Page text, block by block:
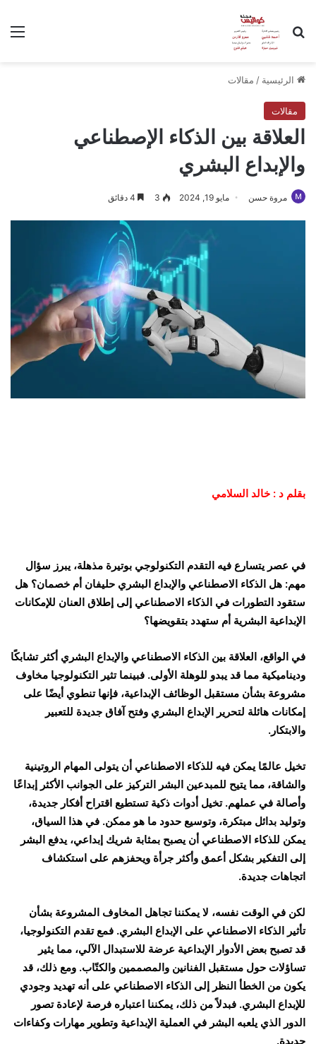
بحث عن
الرئيسية / مقالات
مقالات
العلاقة بين الذكاء الإصطناعي
والإبداع البشري
مروة حسن مايو 19, 2024 3
بقلم د : خالد السلامي
في عصر يتسارع فيه التقدم التكنولوجي بوتيرة مذهلة، يبرز سؤال
مهم: هل الذكاء الاصطناعي والإبداع البشري حليفان أم خصمان؟ هل
ستقود التطورات في الذكاء الاصطناعي إلى إطلاق العنان للإمكانات
الإبداعية البشرية أم ستهدد بتقويضها؟
في الواقع، العلاقة بين الذكاء الاصطناعي والإبداع البشري أكثر تشابكًا
وديناميكية مما قد يبدو للوهلة الأولى. فبينما تثير التكنولوجيا مخاوف
مشروعة بشأن مستقبل الوظائف الإبداعية، فإنها تنطوي أيضًا على
إمكانات هائلة لتحرير الإبداع البشري وفتح آفاق جديدة للتعبير
والابتكار.
تخيل عالمًا يمكن فيه للذكاء الاصطناعي أن يتولى المهام الروتينية
والشاقة، مما يتيح للمبدعين البشر التركيز على الجوانب الأكثر إبداعًا
وأصالة في عملهم. تخيل أدوات ذكية تستطيع اقتراح أفكار جديدة،
وتوليد بدائل مبتكرة، وتوسيع حدود ما هو ممكن. في هذا السياق،
يمكن للذكاء الاصطناعي أن يصبح بمثابة شريك إبداعي، يدفع البشر
إلى التفكير بشكل أعمق وأكثر جرأة ويحفزهم على استكشاف
اتجاهات جديدة.
لكن في الوقت نفسه، لا يمكننا تجاهل المخاوف المشروعة بشأن
تأثير الذكاء الاصطناعي على الإبداع البشري. فمع تقدم التكنولوجيا،
قد تصبح بعض الأدوار الإبداعية عرضة للاستبدال الآلي، مما يثير
تساؤلات حول مستقبل الفنانين والمصممين والكتّاب. ومع ذلك، قد
يكون من الخطأ النظر إلى الذكاء الاصطناعي على أنه تهديد وجودي
للإبداع البشري. فبدلاً من ذلك، يمكننا اعتباره فرصة لإعادة تصور
الدور الذي يلعبه البشر في العملية الإبداعية وتطوير مهارات وكفاءات
جديدة.